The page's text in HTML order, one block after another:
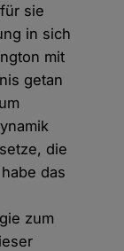
sie
in sich
mit
getan
die
das
zum